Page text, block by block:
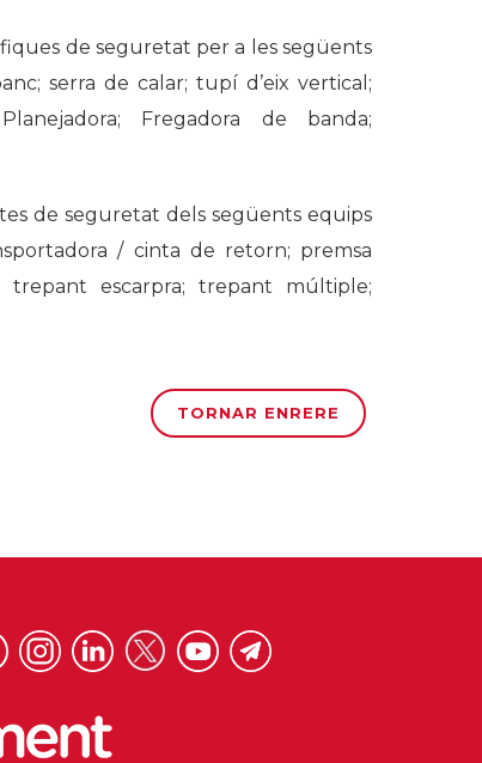
de seguretat per a les següents
serra de calar; tupí d’eix vertical;
Fregadora de banda;
de seguretat dels següents equips
/ cinta de retorn; premsa
trepant escarpra; trepant múltiple;
TORNAR ENRERE